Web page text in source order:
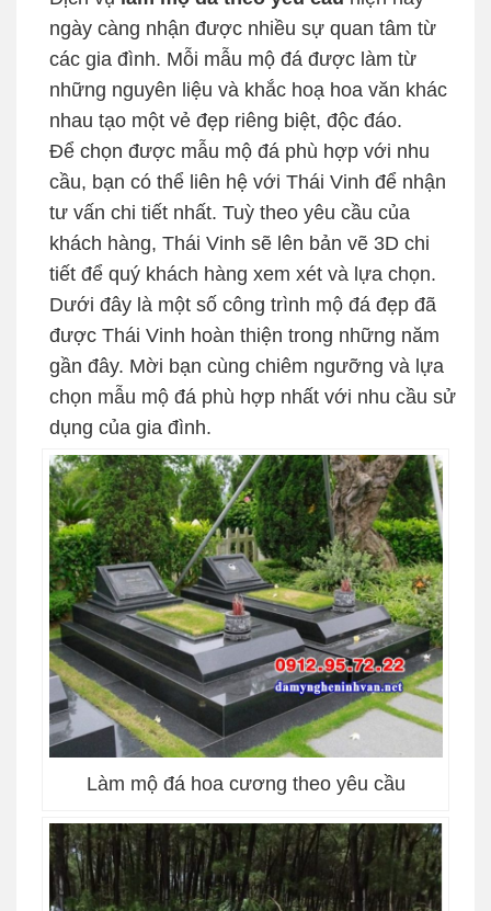
ngày càng nhận được nhiều sự quan tâm từ
các gia đình. Mỗi mẫu mộ đá được làm từ
những nguyên liệu và khắc hoạ hoa văn khác
nhau tạo một vẻ đẹp riêng biệt, độc đáo.
Để chọn được mẫu mộ đá phù hợp với nhu
cầu, bạn có thể liên hệ với Thái Vinh để nhận
tư vấn chi tiết nhất. Tuỳ theo yêu cầu của
khách hàng, Thái Vinh sẽ lên bản vẽ 3D chi
tiết để quý khách hàng xem xét và lựa chọn.
Dưới đây là một số công trình mộ đá đẹp đã
được Thái Vinh hoàn thiện trong những năm
gần đây. Mời bạn cùng chiêm ngưỡng và lựa
chọn mẫu mộ đá phù hợp nhất với nhu cầu sử
dụng của gia đình.
Làm mộ đá hoa cương theo yêu cầu